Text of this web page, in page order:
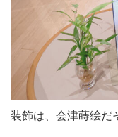
装飾は、会津蒔絵だ